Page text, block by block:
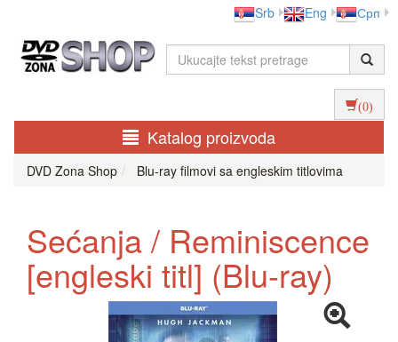
Srb Eng Срп
(0)
Katalog proizvoda
DVD Zona Shop Blu-ray filmovi sa engleskim titlovima
Sećanja / Reminiscence
[engleski titl] (Blu-ray)